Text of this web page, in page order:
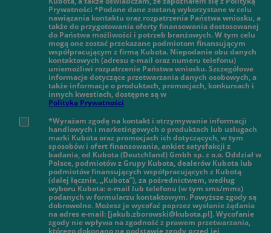
Prywatności *Podane dane zostaną wykorzystane w celu
nawiązania kontaktu oraz rozpatrzenia Państwa wniosku, a
także do przygotowania oferty finansowania dostosowanej
do Państwa możliwości i potrzeb branżowych. W tym celu
mogą one zostać przekazane podmiotom finansującym
współpracującym z firmą Kubota. Niepodanie obu danych
kontaktowych (adresu e-mail oraz numeru telefonu)
uniemożliwi rozpatrzenie Państwa wniosku. Szczegółowe
informacje dotyczące przetwarzania danych osobowych, a
także informacje o produktach, promocjach, konkursach i
innych kwestiach, dostępne są w
Polityką Prywatności
*Wyrażam zgodę na kontakt i otrzymywanie informacji
handlowych i marketingowych o produktach lub usługach
marki Kubota oraz promocjach ich dotyczących, w tym
sposobów i ofert finansowania, ankiet satysfakcji z
badania, od Kubota (Deutchland) Gmbh sp. z o.o. Oddział w
Polsce, podmiotów z Grupy Kubota, dealerów Kubota lub
podmiotów finansujących współpracujących z Kubotą
(dalej łącznie, „Kubota”), za pośrednictwem, według
wyboru Kubota: e-mail lub telefonu (w tym sms/mms)
podanych w formularzu kontaktowym. Powyższe zgody są
dobrowolne. Możesz je wycofać poprzez wysłanie żądania
na adres e-mail: [jakub.zborowski@kubota.pl]. Wycofanie
zgody nie wpływa na zgodność z prawem przetwarzania,
którego dokonano na podstawie zgody przed jej